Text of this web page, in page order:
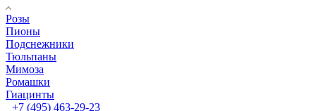
Розы
Пионы
Подснежники
Тюльпаны
Мимоза
Ромашки
Гиацинты
+7 (495) 463-29-23